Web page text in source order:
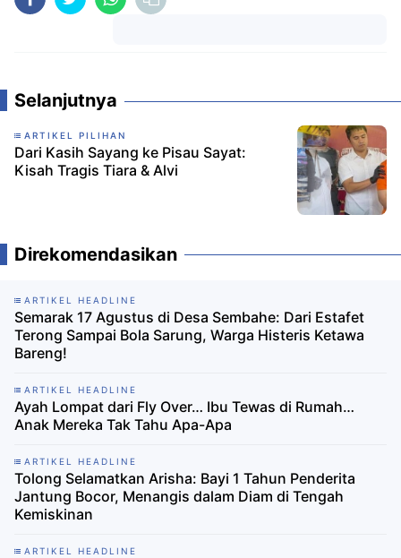
Selanjutnya
ARTIKEL PILIHAN
Dari Kasih Sayang ke Pisau Sayat:
Kisah Tragis Tiara & Alvi
Direkomendasikan
ARTIKEL HEADLINE
Semarak 17 Agustus di Desa Sembahe: Dari Estafet
Terong Sampai Bola Sarung, Warga Histeris Ketawa
Bareng!
ARTIKEL HEADLINE
Ayah Lompat dari Fly Over… Ibu Tewas di Rumah…
Anak Mereka Tak Tahu Apa-Apa
ARTIKEL HEADLINE
Tolong Selamatkan Arisha: Bayi 1 Tahun Penderita
Jantung Bocor, Menangis dalam Diam di Tengah
Kemiskinan
ARTIKEL HEADLINE